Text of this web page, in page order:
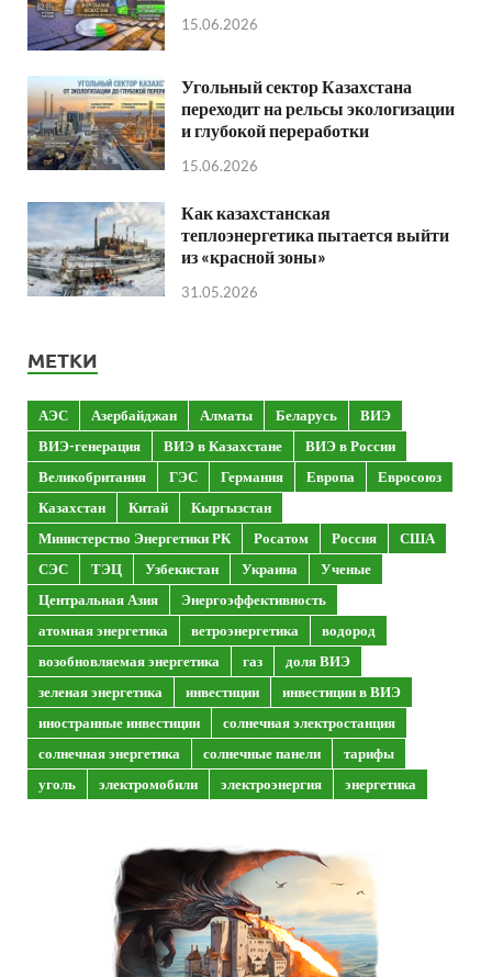
15.06.2026
Угольный сектор Казахстана
переходит на рельсы экологизации
и глубокой переработки
15.06.2026
Как казахстанская
теплоэнергетика пытается выйти
из «красной зоны»
31.05.2026
МЕТКИ
АЭС Азербайджан Алматы Беларусь
ВИЭ
ВИЭ-генерация
ВИЭ в Казахстане
ВИЭ в России
Великобритания
ГЭС Германия Европа
Евросоюз
Казахстан
Китай
Кыргызстан
Министерство Энергетики РК
Росатом Россия
США
СЭС
ТЭЦ Узбекистан Украина
Ученые
Центральная Азия
Энергоэффективность
атомная энергетика
ветроэнергетика
водород
возобновляемая энергетика
газ
доля ВИЭ
зеленая энергетика
инвестиции
инвестиции в ВИЭ
иностранные инвестиции
солнечная электростанция
солнечная энергетика
солнечные панели
тарифы
уголь
электромобили электроэнергия энергетика